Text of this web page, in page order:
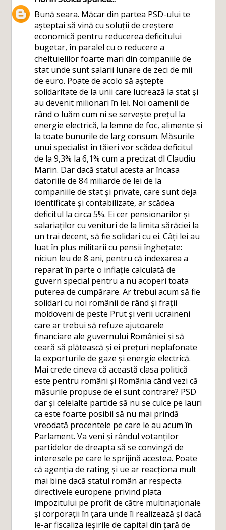
Bună seara. Măcar din partea PSD-ului te
așteptai să vină cu soluții de creștere
economică pentru reducerea deficitului
bugetar, în paralel cu o reducere a
cheltuielilor foarte mari din companiile de
stat unde sunt salarii lunare de zeci de mii
de euro. Poate de acolo să aștepte
solidaritate de la unii care lucrează la stat și
au devenit milionari în lei. Noi oamenii de
rând o luăm cum ni se servește prețul la
energie electrică, la lemne de foc, alimente și
la toate bunurile de larg consum. Măsurile
unui specialist în tăieri vor scădea deficitul
de la 9,3% la 6,1% cum a precizat dl Claudiu
Marin. Dar dacă statul acesta ar încasa
datoriile de 84 miliarde de lei de la
companiile de stat și private, care sunt deja
identificate și contabilizate, ar scădea
deficitul la circa 5%. Ei cer pensionarilor și
salariaților cu venituri de la limita sărăciei la
un trai decent, să fie solidari cu ei. Câți lei au
luat în plus militarii cu pensii înghețate:
niciun leu de 8 ani, pentru că indexarea a
reparat în parte o inflație calculată de
guvern special pentru a nu acoperi toata
puterea de cumpărare. Ar trebui acum să fie
solidari cu noi românii de rând și frații
moldoveni de peste Prut și verii ucraineni
care ar trebui să refuze ajutoarele
financiare ale guvernului României și să
ceară să plătească și ei prețuri neplafonate
la exporturile de gaze și energie electrică.
Mai crede cineva că această clasa politică
este pentru români și România când vezi că
măsurile propuse de ei sunt contrare? PSD
dar și celelalte partide să nu se culce pe lauri
ca este foarte posibil să nu mai prindă
vreodată procentele pe care le au acum în
Parlament. Va veni și rândul votanților
partidelor de dreapta să se convingă de
interesele pe care le sprijină acestea. Poate
că agenția de rating și ue ar reacționa mult
mai bine dacă statul român ar respecta
directivele europene privind plata
impozitului pe profit de către multinaționale
și corporații în țara unde îl realizează și dacă
le-ar fiscaliza ieșirile de capital din țară de